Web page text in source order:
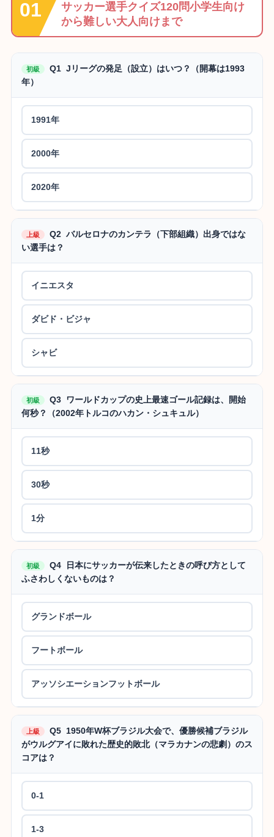
サッカー選手クイズ120問小学生向け
から難しい大人向けまで
初級
Q1 Jリーグの発足（設立）はいつ？（開幕は1993
年）
1991年
2000年
2020年
上級
Q2 バルセロナのカンテラ（下部組織）出身ではな
い選手は？
イニエスタ
ダビド・ビジャ
シャビ
初級
Q3 ワールドカップの史上最速ゴール記録は、開始
何秒？（2002年トルコのハカン・シュキュル）
11秒
30秒
1分
初級
Q4 日本にサッカーが伝来したときの呼び方として
ふさわしくないものは？
グランドボール
フートボール
アッソシエーションフットボール
上級
Q5 1950年W杯ブラジル大会で、優勝候補ブラジル
がウルグアイに敗れた歴史的敗北（マラカナンの悲劇）のス
コアは？
0-1
1-3